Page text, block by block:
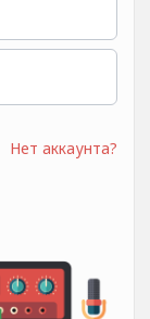
Нет аккаунта?